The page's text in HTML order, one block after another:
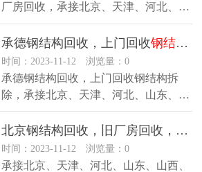
厂房回收，承接北京、天津、河北、山
东、山西、内蒙等地钢结构回收、…
承德钢结构回收，上门回收钢结构拆除
时间：2023-11-12 浏览量：0
承德钢结构回收，上门回收钢结构拆
除，承接北京、天津、河北、山东、山
西、内蒙等地钢结构回收、厂房回收…
北京钢结构回收，旧厂房回收，
钢
时间：2023-11-12 浏览量：0
承接北京、天津、河北、山东、山西、